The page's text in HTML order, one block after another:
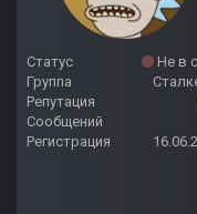
Статус
Не в
Группа
Репутация
Сообщений
Регистрация